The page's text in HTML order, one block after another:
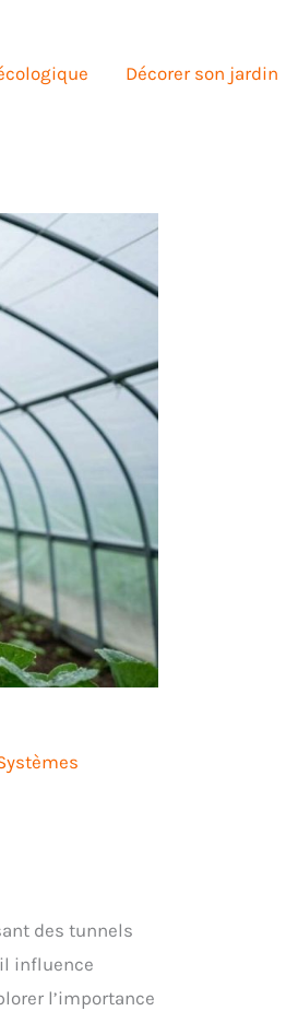
Décorer son jardin
des tunnels
influence
l’importance